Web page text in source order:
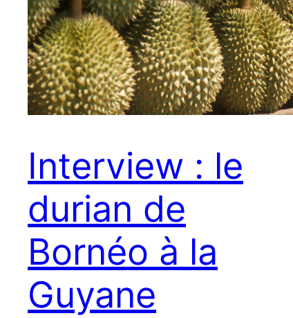
Interview : le
durian de
Bornéo à la
Guyane